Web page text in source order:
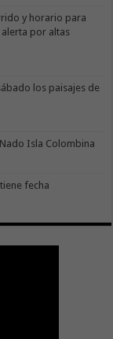
y horario para
por altas
los paisajes de
Isla Colombina
fecha